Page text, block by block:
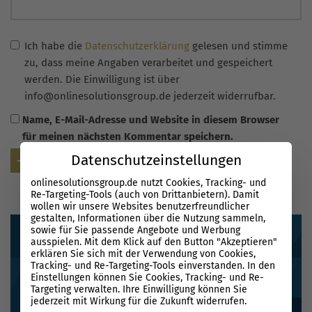
Ich habe die Datenschutzerklärung gelesen und stimme
zu, dass meine Angaben verarbeitet und gespeichert
werden. Die Einwilligung ist über
info@onlinesolutionsgroup.de jederzeit widerrufbar.
Name, E-Mail-Adresse und Website in diesem Browser
für meinen nächsten Kommentar speichern.
Datenschutzeinstellungen
onlinesolutionsgroup.de nutzt Cookies, Tracking- und
Re-Targeting-Tools (auch von Drittanbietern). Damit
wollen wir unsere Websites benutzerfreundlicher
gestalten, Informationen über die Nutzung sammeln,
sowie für Sie passende Angebote und Werbung
ausspielen. Mit dem Klick auf den Button "Akzeptieren"
erklären Sie sich mit der Verwendung von Cookies,
Tracking- und Re-Targeting-Tools einverstanden. In den
Einstellungen können Sie Cookies, Tracking- und Re-
Targeting verwalten. Ihre Einwilligung können Sie
jederzeit mit Wirkung für die Zukunft widerrufen.